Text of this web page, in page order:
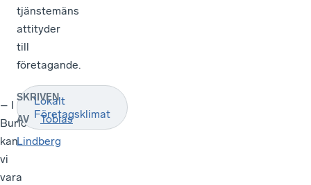
tjänstemäns
attityder
till
företagande.
– I
Burlöv
kan
vi
vara
Lokalt
Företagsklimat
SKRIVEN
AV
Tobias
Lindberg